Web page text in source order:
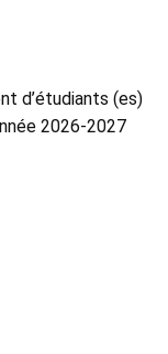
d’étudiants (es)
2026-2027